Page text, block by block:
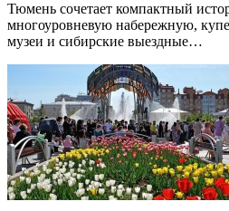
Тюмень сочетает компактный
многоуровневую набережную,
музеи и сибирские выездные…